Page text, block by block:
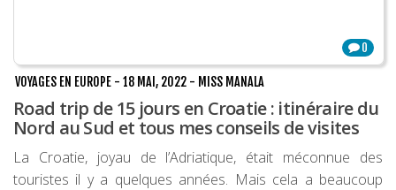
0
VOYAGES EN EUROPE - 18 MAI, 2022 - MISS MANALA
Road trip de 15 jours en Croatie : itinéraire du
Nord au Sud et tous mes conseils de visites
La Croatie, joyau de l’Adriatique, était méconnue des
touristes il y a quelques années. Mais cela a beaucoup